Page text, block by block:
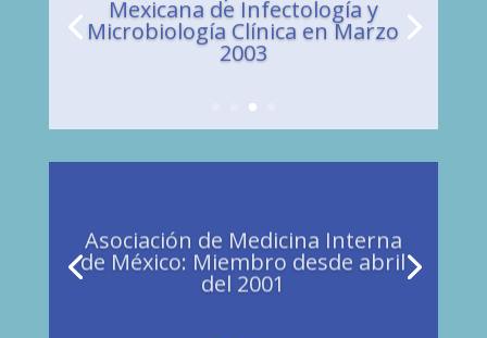
Mexicana de Infectología y
Microbiología Clínica en Marzo
2003
Asociación de Medicina Interna
de México: Miembro desde abril
del 2001